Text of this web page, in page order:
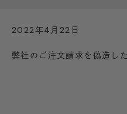
2022年4月22日
弊社のご注文請求を偽造し